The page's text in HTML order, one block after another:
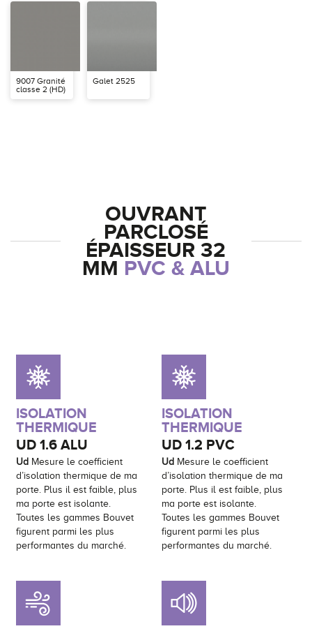
9007 Granité
classe 2 (HD)
Galet 2525
OUVRANT
PARCLOSÉ
ÉPAISSEUR 32
MM PVC & ALU
ISOLATION
THERMIQUE
UD1.6 ALU
Ud Mesure le coefficient
d’isolation thermique de ma
porte. Plus il est faible, plus
ma porte est isolante.
Toutes les gammes Bouvet
figurent parmi les plus
performantes du marché.
ISOLATION
THERMIQUE
UD1.2 PVC
Ud Mesure le coefficient
d’isolation thermique de ma
porte. Plus il est faible, plus
ma porte est isolante.
Toutes les gammes Bouvet
figurent parmi les plus
performantes du marché.